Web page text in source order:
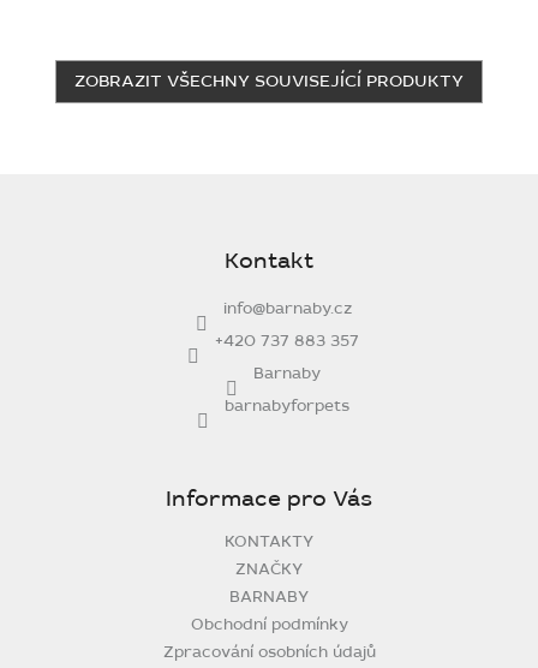
ZOBRAZIT VŠECHNY SOUVISEJÍCÍ PRODUKTY
Kontakt
info@barnaby.cz
+420 737 883 357
Barnaby
barnabyforpets
Informace pro Vás
KONTAKTY
ZNAČKY
BARNABY
Obchodní podmínky
Zpracování osobních údajů